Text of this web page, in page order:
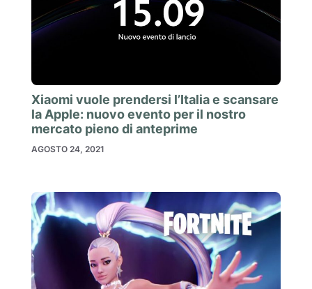
Xiaomi vuole prendersi l’Italia e scansare
la Apple: nuovo evento per il nostro
mercato pieno di anteprime
AGOSTO 24, 2021